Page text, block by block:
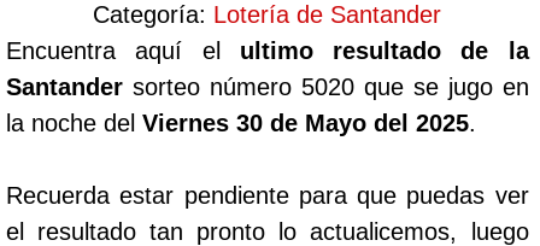
Categoría: Lotería de Santander
Encuentra aquí el ultimo resultado de la
Santander sorteo número 5020 que se jugo en
la noche del Viernes 30 de Mayo del 2025.
Recuerda estar pendiente para que puedas ver
el resultado tan pronto lo actualicemos, luego